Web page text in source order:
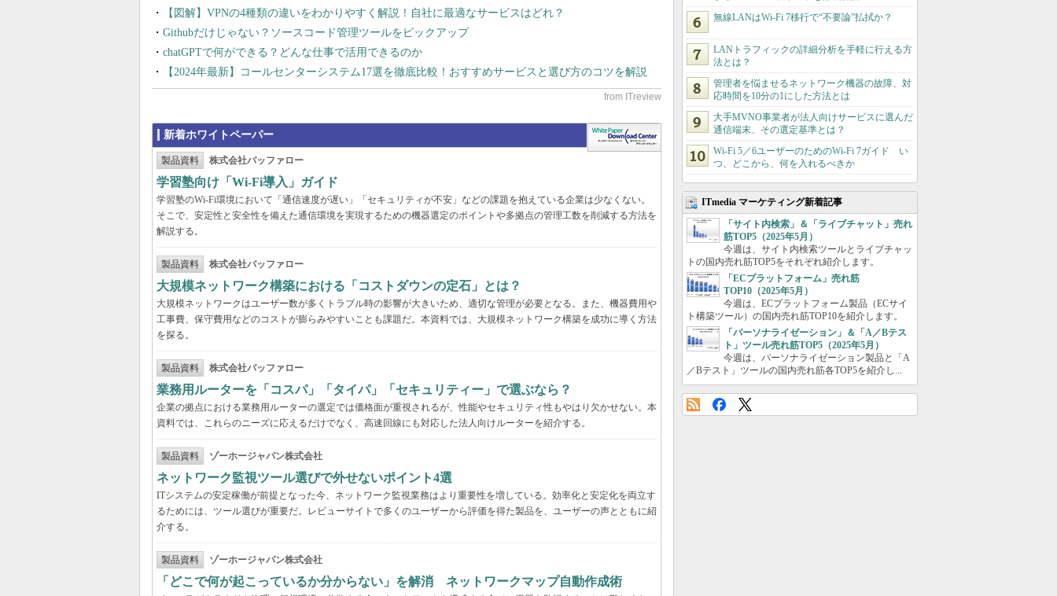
【図解】VPNの4種類の違いをわかりやすく解説！自社に最適なサービスはどれ？
Githubだけじゃない？ソースコード管理ツールをピックアップ
chatGPTで何ができる？どんな仕事で活用できるのか
【2024年最新】コールセンターシステム17選を徹底比較！おすすめサービスと選び方のコツを解説
新着ホワイトペーパー
製品資料 株式会社バッファロー
学習塾向け「Wi-Fi導入」ガイド
学習塾のWi-Fi環境において「通信速度が遅い」「セキュリティが不安」などの課題を抱えている企業は少なくない。
そこで、安定性と安全性を備えた通信環境を実現するための機器選定のポイントや多拠点の管理工数を削減する方法を
解説する。
製品資料 株式会社バッファロー
大規模ネットワーク構築における「コストダウンの定石」とは？
大規模ネットワークはユーザー数が多くトラブル時の影響が大きいため、適切な管理が必要となる。また、機器費用や
工事費、保守費用などのコストが膨らみやすいことも課題だ。本資料では、大規模ネットワーク構築を成功に導く方法
を探る。
製品資料 株式会社バッファロー
業務用ルーターを「コスパ」「タイパ」「セキュリティー」で選ぶなら？
企業の拠点における業務用ルーターの選定では価格面が重視されるが、性能やセキュリティ性もやはり欠かせない。本
資料では、これらのニーズに応えるだけでなく、高速回線にも対応した法人向けルーターを紹介する。
製品資料 ゾーホージャパン株式会社
ネットワーク監視ツール選びで外せないポイント4選
ITシステムの安定稼働が前提となった今、ネットワーク監視業務はより重要性を増している。効率化と安定化を両立す
るためには、ツール選びが重要だ。レビューサイトで多くのユーザーから評価を得た製品を、ユーザーの声とともに紹
介する。
製品資料 ゾーホージャパン株式会社
「どこで何が起こっているか分からない」を解消 ネットワークマップ自動作成術
無線LANはWi-Fi 7移行で“不要論”払拭か？
LANトラフィックの詳細分析を手軽に行える方
法とは？
管理者を悩ませるネットワーク機器の故障、対
応時間を10分の1にした方法とは
大手MVNO事業者が法人向けサービスに選んだ
通信端末、その選定基準とは？
Wi‑Fi 5／6ユーザーのためのWi‑Fi 7ガイド い
つ、どこから、何を入れるべきか
ITmedia マーケティング新着記事
「サイト内検索」＆「ライブチャット」売れ
筋TOP5（2025年5月）
今週は、サイト内検索ツールとライブチャッ
トの国内売れ筋TOP5をそれぞれ紹介します。
「ECプラットフォーム」売れ筋
TOP10（2025年5月）
今週は、ECプラットフォーム製品（ECサイ
ト構築ツール）の国内売れ筋TOP10を紹介します。
「パーソナライゼーション」＆「A／Bテス
ト」ツール売れ筋TOP5（2025年5月）
今週は、パーソナライゼーション製品と「A
／Bテスト」ツールの国内売れ筋各TOP5を紹介し...